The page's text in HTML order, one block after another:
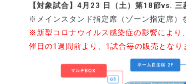
【対象試合】4月23 日（土）第18節vs.
※メインスタンド指定席（ゾーン指定席）
※新型コロナウイルス感染症の影響により
催日の1週間前より、1試合毎の販売となり